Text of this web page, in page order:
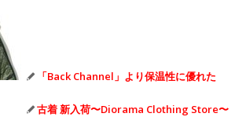
「Back Channel」より保温性に優れた
古着 新入荷〜Diorama Clothing Store〜